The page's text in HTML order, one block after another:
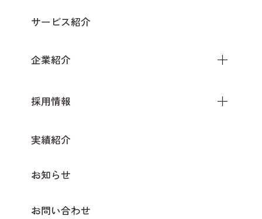
サービス紹介
企業紹介
採用情報
実績紹介
お知らせ
お問い合わせ